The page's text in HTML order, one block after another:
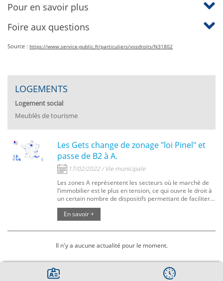
Pour en savoir plus
Foire aux questions
Source : https://www.service-public.fr/particuliers/vosdroits/N31802
LOGEMENTS
Logement social
Meublés de tourisme
Les Gets change de zonage "loi Pinel" et
passe de B2 à A.
17/02/2022 / Vie municipale
Les zones A représentent les secteurs où le marché de
l’immobilier est le plus en tension, ce qui ouvre le droit à
un certain nombre de dispositifs permettant de faciliter
l’investissement locatif.
En savoir +
Il n'y a aucune actualité pour le moment.